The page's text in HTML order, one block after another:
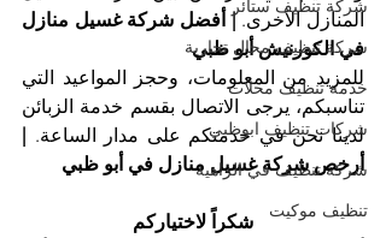
شركة تنظيف ستائر
شركة تنظيف محال تجارية
خدمة تنظيف محلات
شركات تنظيف ابوظبي
شركة تنظيف في الزاهية
تنظيف موكيت
المنازل الأخرى.
في الكورنيش أبو ظبي
لدينا نحن في خدمتكم على مدار الساعة.
أرخص شركة غسيل منازل في أبو ظبي
شكراً لاختياركم